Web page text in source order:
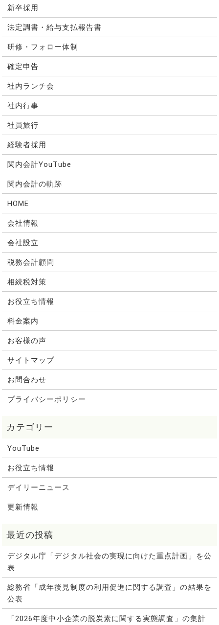
新卒採用
法定調書・給与支払報告書
研修・フォロー体制
確定申告
社内ランチ会
社内行事
社員旅行
経験者採用
関内会計YouTube
関内会計の軌跡
HOME
会社情報
会社設立
税務会計顧問
相続税対策
お役立ち情報
料金案内
お客様の声
サイトマップ
お問合わせ
プライバシーポリシー
YouTube
お役立ち情報
デイリーニュース
更新情報
デジタル庁「デジタル社会の実現に向けた重点計画」を公
表
総務省「成年後見制度の利用促進に関する調査」の結果を
公表
「2026年度中小企業の脱炭素に関する実態調査」の集計